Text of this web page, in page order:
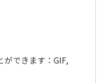
ができます：GIF,